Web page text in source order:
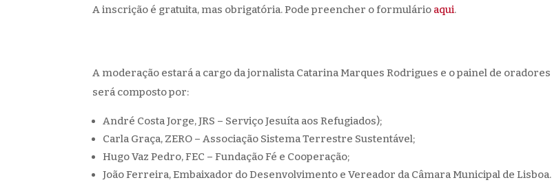
A inscrição é gratuita, mas obrigatória. Pode preencher o formulário aqui.
A moderação estará a cargo da jornalista Catarina Marques Rodrigues e o painel de oradores
será composto por:
André Costa Jorge, JRS – Serviço Jesuíta aos Refugiados);
Carla Graça, ZERO – Associação Sistema Terrestre Sustentável;
Hugo Vaz Pedro, FEC – Fundação Fé e Cooperação;
João Ferreira, Embaixador do Desenvolvimento e Vereador da Câmara Municipal de Lisboa.